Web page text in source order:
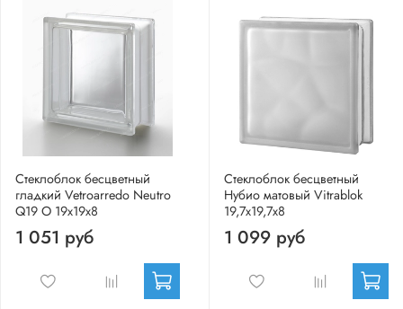
Стеклоблок бесцветный
гладкий Vetroarredo Neutro
Q19 O 19x19x8
1 051 руб
Стеклоблок бесцветный
Нубио матовый Vitrablok
19,7x19,7x8
1 099 руб